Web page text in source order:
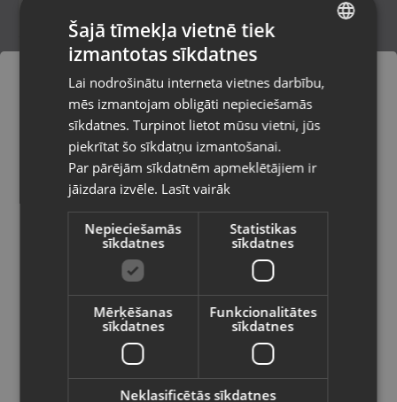
Spēļu disks Microsoft Xbox 360 Medal of
honor airborne
Valmiera, Rīgas iela 23
Stāvoklis Lietots (Garantija 6 mēneši)
11.00€
Microsoft Xbox One FARCRY 4 LIMITED
Pasūtījumi tiks piegādāti uz
izvēlēto valsti
Vietnes saturs būs attēlots izvēlētajā
valodā
Valsts
Latviešu / Latvian
RUSSIAN
Šajā tīmekļa vietnē tiek
izmantotas sīkdatnes
Lai nodrošinātu interneta vietnes darbību,
mēs izmantojam obligāti nepieciešamās
sīkdatnes. Turpinot lietot mūsu vietni, jūs
piekrītat šo sīkdatņu izmantošanai.
Par pārējām sīkdatnēm apmeklētājiem ir
jāizdara izvēle. Lasīt vairāk
Nepieciešamās
sīkdatnes
Statistikas
sīkdatnes
Mērķēšanas
sīkdatnes
Funkcionalitātes
sīkdatnes
Neklasificētās sīkdatnes